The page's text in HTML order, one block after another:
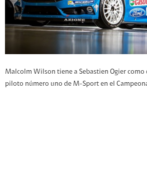
Malcolm Wilson tiene a Sebastien Ogier como
piloto número uno de M-Sport en el